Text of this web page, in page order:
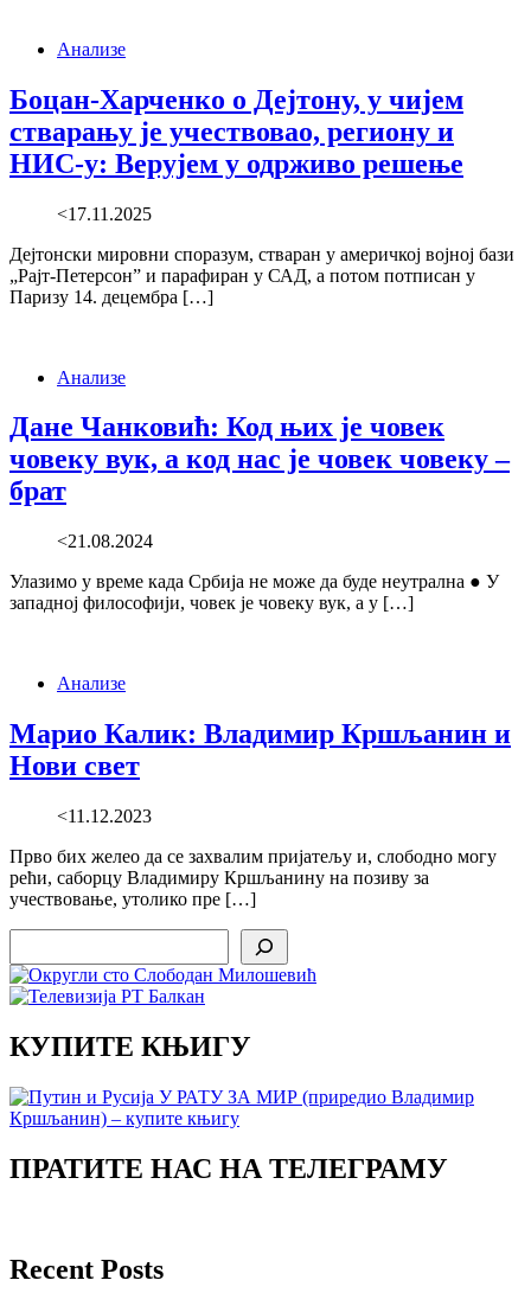
Анализе
Боцан-Харченко о Дејтону, у чијем
стварању је учествовао, региону и
НИС-у: Верујем у одрживо решење
<17.11.2025
Дејтонски мировни споразум, стваран у америчкој војној бази
„Рајт-Петерсон” и парафиран у САД, а потом потписан у
Паризу 14. децембра […]
Анализе
Дане Чанковић: Код њих је човек
човеку вук, а код нас је човек човеку –
брат
<21.08.2024
Улазимо у време када Србија не може да буде неутрална ● У
западној философији, човек је човеку вук, а у […]
Анализе
Марио Калик: Владимир Кршљанин и
Нови свет
<11.12.2023
Прво бих желео да се захвалим пријатељу и, слободно могу
рећи, саборцу Владимиру Кршљанину на позиву за
учествовање, утолико пре […]
КУПИТЕ КЊИГУ
ПРАТИТЕ НАС НА ТЕЛЕГРАМУ
Recent Posts